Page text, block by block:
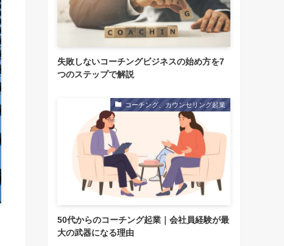
失敗しないコーチングビジネスの始め方を7
つのステップで解説
コーチング、カウンセリング起業
50代からのコーチング起業｜会社員経験が最
大の武器になる理由